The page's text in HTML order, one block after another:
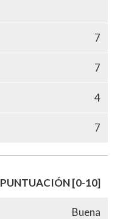
7
7
4
7
PUNTUACIÓN [0-10]
Buena